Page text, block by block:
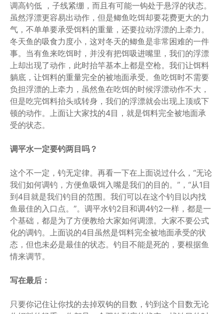
调高钓低 ，子线紧绷，而且有可能一钩处于悬浮的状态。
虽然浮漂更容易出动作，但是鲫鱼吃饵却要花费更大的力
气，不单单要承受饵料的重量，还要拉动浮漂的上牵力。
冬天鱼的吸食力度小，这对冬天的鲫鱼是非常困难的一件
事。当有鱼来吃饵时，并没有把饵吸进嘴里，我们的浮漂
上却出现了动作，此时抬竿基本上都是空枪。我们让饵料
躺底，让饵料的重量完全的被地面承受。鱼吃饵时不需要
负担浮漂的上牵力，虽然鱼在吃饵的时候浮漂动作不大，
但是吃完饵料抬头或转身，我们的浮漂就会出现上顶或下
顿的动作。上面让大家找的4目，就是饵料完全被地面承
受的状态。
调平水一定要钓两目吗？
这个不一定，钓无定律。再看一下在上面说过什么，“无论
我们如何调钓，方便鱼吸饵入嘴是我们的目的。”，“从1目
到4目就是我们钓目的范围。我们可以在这个钓目以内找
鱼最佳的入口点。”。调平水钓2目和调4钓2一样，都是一
个基础，都是为了方便教给大家如何调漂。大家不要公式
化的调钓。上面说的4目虽然是饵料完全被地面承受的状
态，但也未必是最佳的状态。钓目不能是死的，要根据鱼
情来调节。
写在最后：
只要你记住让你找的去掉双钩的目数，钓到这个目数无论